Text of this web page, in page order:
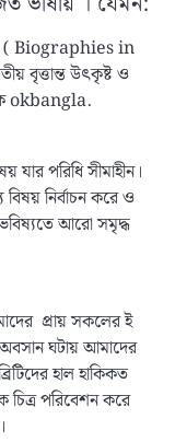
( Biographies in
বৃত্তান্ত উৎকৃষ্ট ও
okbangla.
পরিধি সীমাহীন।
নির্বাচন করে ও
আরো সমৃদ্ধ
প্রায় সকলের ই
ঘটায় আমাদের
হাল হাকিকত
পরিবেশন করে